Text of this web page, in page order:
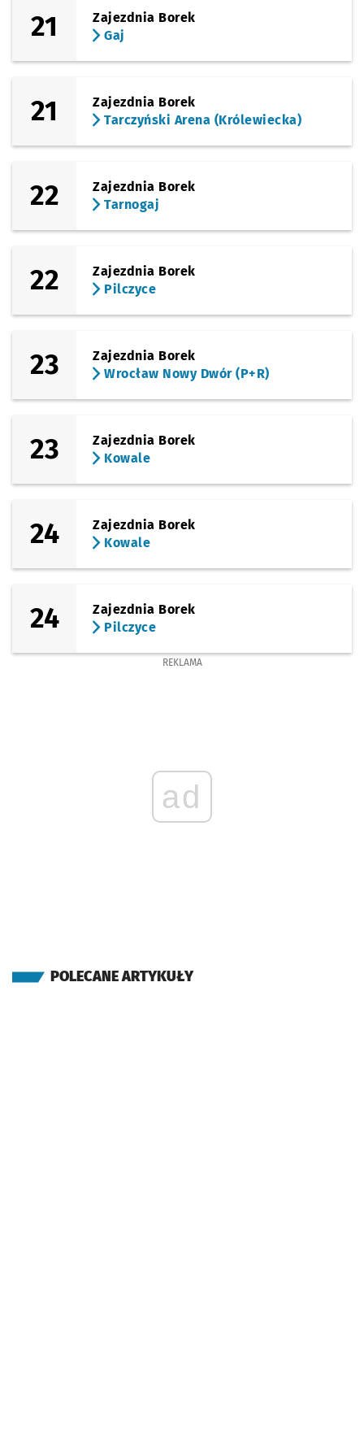
21
Zajezdnia Borek
Gaj
21
Zajezdnia Borek
Tarczyński Arena (Królewiecka)
22
Zajezdnia Borek
Tarnogaj
22
Zajezdnia Borek
Pilczyce
23
Zajezdnia Borek
Wrocław Nowy Dwór (P+R)
23
Zajezdnia Borek
Kowale
24
Zajezdnia Borek
Kowale
24
Zajezdnia Borek
Pilczyce
REKLAMA
ad
POLECANE ARTYKUŁY